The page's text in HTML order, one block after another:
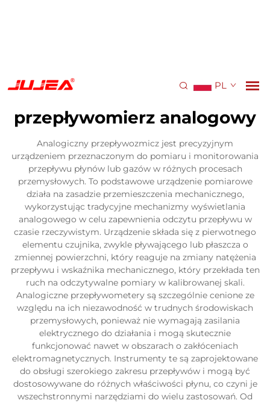
PL
przepływomierz analogowy
Analogiczny przepływozmicz jest precyzyjnym
urządzeniem przeznaczonym do pomiaru i monitorowania
przepływu płynów lub gazów w różnych procesach
przemysłowych. To podstawowe urządzenie pomiarowe
działa na zasadzie przemieszczenia mechanicznego,
wykorzystując tradycyjne mechanizmy wyświetlania
analogowego w celu zapewnienia odczytu przepływu w
czasie rzeczywistym. Urządzenie składa się z pierwotnego
elementu czujnika, zwykle pływającego lub płaszcza o
zmiennej powierzchni, który reaguje na zmiany natężenia
przepływu i wskaźnika mechanicznego, który przekłada ten
ruch na odczytywalne pomiary w kalibrowanej skali.
Analogiczne przepływometery są szczególnie cenione ze
względu na ich niezawodność w trudnych środowiskach
przemysłowych, ponieważ nie wymagają zasilania
elektrycznego do działania i mogą skutecznie
funkcjonować nawet w obszarach o zakłóceniach
elektromagnetycznych. Instrumenty te są zaprojektowane
do obsługi szerokiego zakresu przepływów i mogą być
dostosowywane do różnych właściwości płynu, co czyni je
wszechstronnymi narzędziami do wielu zastosowań. Od